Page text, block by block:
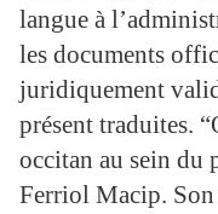
langue à
les documents
juridiquement
présent traduites.
occitan au sein du
Ferriol Macip. Son